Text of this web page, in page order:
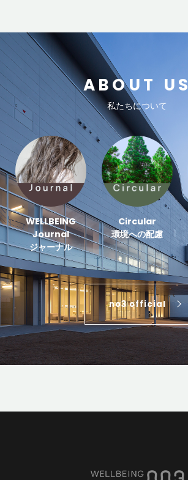
ABOUT US
私たちについて
WELLBEING
Journal
ジャーナル
Circular
環境への配慮
no3 official